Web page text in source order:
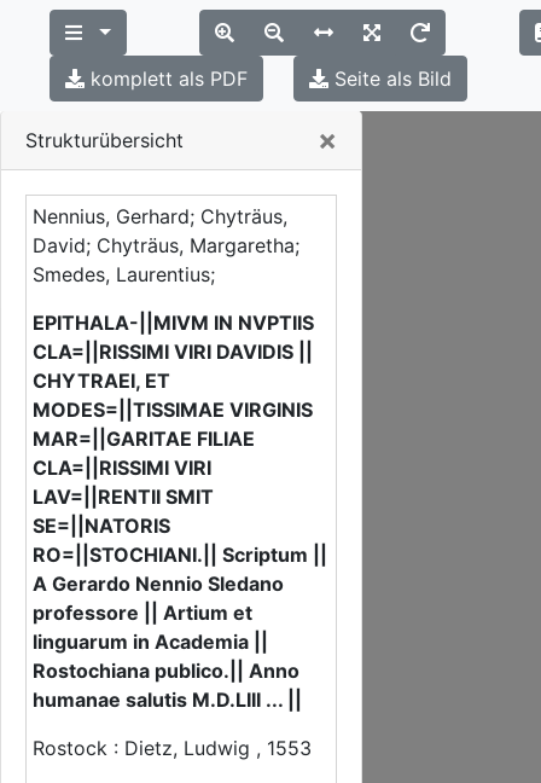
Strukturübersicht ×
Nennius, Gerhard; Chyträus,
David; Chyträus, Margaretha;
Smedes, Laurentius;
EPITHALA-||MIVM IN NVPTIIS
CLA=||RISSIMI VIRI DAVIDIS ||
CHYTRAEI, ET
MODES=||TISSIMAE VIRGINIS
MAR=||GARITAE FILIAE
CLA=||RISSIMI VIRI
LAV=||RENTII SMIT
SE=||NATORIS
RO=||STOCHIANI.|| Scriptum ||
A Gerardo Nennio Sledano
professore || Artium et
linguarum in Academia ||
Rostochiana publico.|| Anno
humanae salutis M.D.LIII ... ||
Rostock : Dietz, Ludwig , 1553
komplett als PDF Seite als Bild